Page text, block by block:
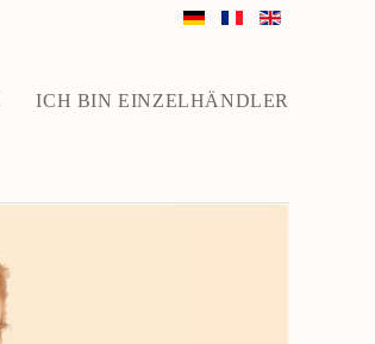
ICH BIN EINZELHÄNDLER